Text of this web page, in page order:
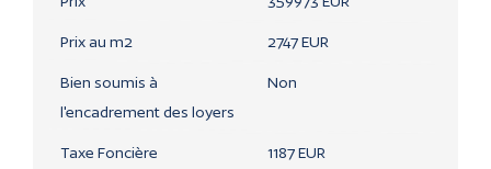
Prix au m2 2747 EUR
Bien soumis à
l'encadrement des loyers
Non
Taxe Foncière 1187 EUR